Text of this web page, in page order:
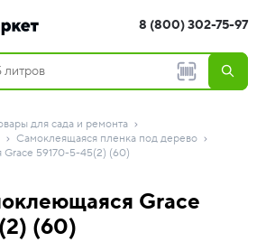
8 (800) 302-75-97
для сада и ремонта
Самоклеящаяся пленка под дерево
59170-5-45(2) (60)
Grace
(60)